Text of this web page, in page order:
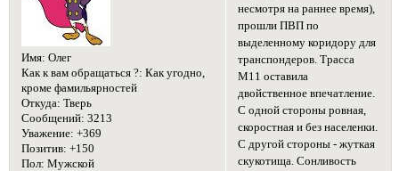
Имя: Олег
Как к вам обращаться ?: Как угодно,
кроме фамильярностей
Откуда: Тверь
Сообщений: 3213
Уважение: +369
Позитив: +150
Пол: Мужской
несмотря на раннее время),
прошли ПВП по
выделенному коридору для
транспондеров. Трасса
М11 оставила
двойственное впечатление.
С одной стороны ровная,
скоростная и без населенки.
С другой стороны - жуткая
скукотища. Сонливость